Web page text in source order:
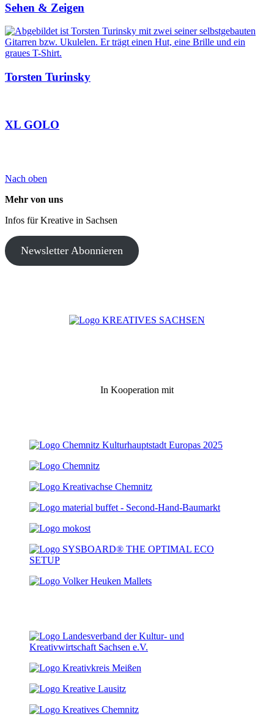
Sehen & Zeigen
Torsten Turinsky
XL GOLO
Nach oben
Mehr von uns
Infos für Kreative in Sachsen
Newsletter Abonnieren
In Kooperation mit